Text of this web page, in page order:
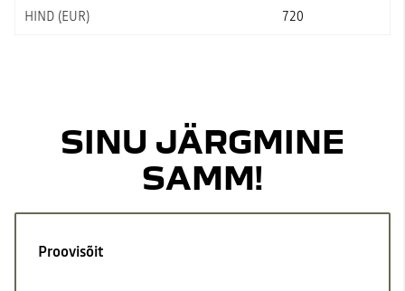
720
SINU JÄRGMINE
SAMM!
Proovisõit